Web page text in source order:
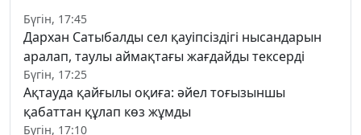
Бүгін, 17:45
Дархан Сатыбалды сел қауіпсіздігі нысандарын
аралап, таулы аймақтағы жағдайды тексерді
Бүгін, 17:25
Ақтауда қайғылы оқиға: әйел тоғызыншы
қабаттан құлап көз жұмды
Бүгін, 17:10